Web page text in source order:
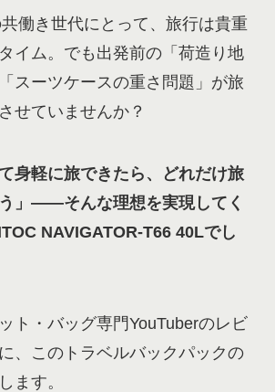
働き世代にとって、旅行は貴重
イム。でも出発前の「荷造り地
スーツケースの重さ問題」が旅
せていませんか？
身軽に旅できたら、どれだけ旅
」——そんな理想を実現してく
NAVIGATOR-T66 40Lでし
ト・バッグ専門YouTuberのレビ
、このトラベルバックパックの
ます。